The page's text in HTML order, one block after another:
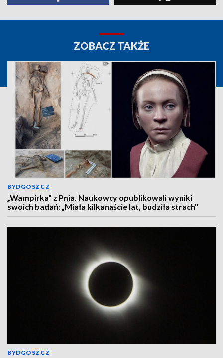
ZOBACZ TAKŻE
BYDGOSZCZ
„Wampirka" z Pnia. Naukowcy opublikowali wyniki
swoich badań: „Miała kilkanaście lat, budziła strach"
BYDGOSZCZ